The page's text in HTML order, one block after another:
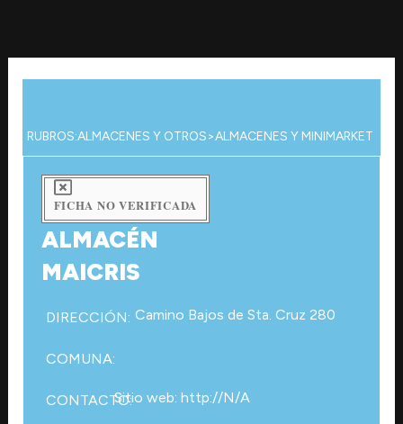
contenido
RUBROS:ALMACENES Y OTROS>ALMACENES Y MINIMARKET
FICHA NO VERIFICADA
ALMACÉN
MAICRIS
DIRECCIÓN: Camino Bajos de Sta. Cruz 280
COMUNA:
CONTACTO:Sitio web: http://N/A